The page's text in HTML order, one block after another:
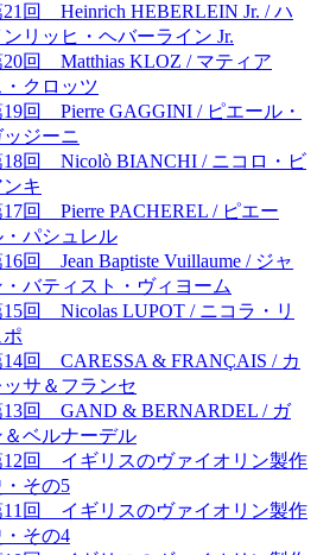
21回 Heinrich HEBERLEIN Jr. / ハ
ンリッヒ・ヘバーライン Jr.
20回 Matthias KLOZ / マティア
・クロッツ
19回 Pierre GAGGINI / ピエール・
ッジーニ
18回 Nicolò BIANCHI / ニコロ・ビ
ンキ
17回 Pierre PACHEREL / ピエー
・パシュレル
回 Jean Baptiste Vuillaume / ジャ
・バティスト・ヴィヨーム
15回 Nicolas LUPOT / ニコラ・リ
ポ
14回 CARESSA & FRANÇAIS / カ
ッサ＆フランセ
13回 GAND & BERNARDEL / ガ
＆ベルナーデル
12回 イギリスのヴァイオリン製作
・その5
11回 イギリスのヴァイオリン製作
・その4